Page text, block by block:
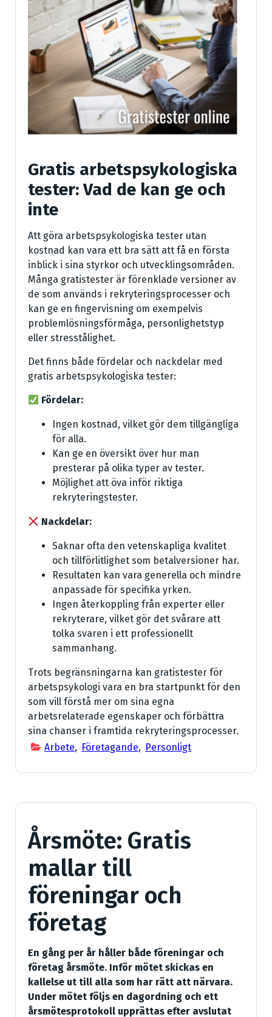
Gratis arbetspsykologiska
tester: Vad de kan ge och
inte
Att göra arbetspsykologiska tester utan
kostnad kan vara ett bra sätt att få en första
inblick i sina styrkor och utvecklingsområden.
Många gratistester är förenklade versioner av
de som används i rekryteringsprocesser och
kan ge en fingervisning om exempelvis
problemlösningsförmåga, personlighetstyp
eller stresstålighet.
Det finns både fördelar och nackdelar med
gratis arbetspsykologiska tester:
Fördelar:
Ingen kostnad, vilket gör dem tillgängliga
för alla.
Kan ge en översikt över hur man
presterar på olika typer av tester.
Möjlighet att öva inför riktiga
rekryteringstester.
Nackdelar:
Saknar ofta den vetenskapliga kvalitet
och tillförlitlighet som betalversioner har.
Resultaten kan vara generella och mindre
anpassade för specifika yrken.
Ingen återkoppling från experter eller
rekryterare, vilket gör det svårare att
tolka svaren i ett professionellt
sammanhang.
Trots begränsningarna kan gratistester för
arbetspsykologi vara en bra startpunkt för den
som vill förstå mer om sina egna
arbetsrelaterade egenskaper och förbättra
sina chanser i framtida rekryteringsprocesser.
Arbete, Företagande, Personligt
Årsmöte: Gratis
mallar till
föreningar och
företag
En gång per år håller både föreningar och
företag årsmöte. Inför mötet skickas en
kallelse ut till alla som har rätt att närvara.
Under mötet följs en dagordning och ett
årsmötesprotokoll upprättas efter avslutat